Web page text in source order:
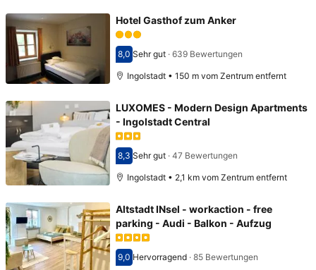
Hotel Gasthof zum Anker
Bewertet mit 8,0
8,0 Sehr gut· 639 Bewertungen
Ingolstadt • 150 m vom Zentrum entfernt
LUXOMES - Modern Design Apartments
- Ingolstadt Central
Bewertet mit 8,3
8,3 Sehr gut· 47 Bewertungen
Ingolstadt • 2,1 km vom Zentrum entfernt
Altstadt INsel - workaction - free
parking - Audi - Balkon - Aufzug
Bewertet mit 9,0
9,0 Hervorragend· 85 Bewertungen